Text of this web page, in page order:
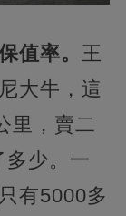
值率。 王
大牛，這
里，賣二
多少。一
有5000多